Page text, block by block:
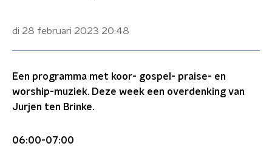
di 28 februari 2023 20:48
Een programma met koor- gospel- praise- en
worship-muziek. Deze week een overdenking van
Jurjen ten Brinke.
06:00-07:00